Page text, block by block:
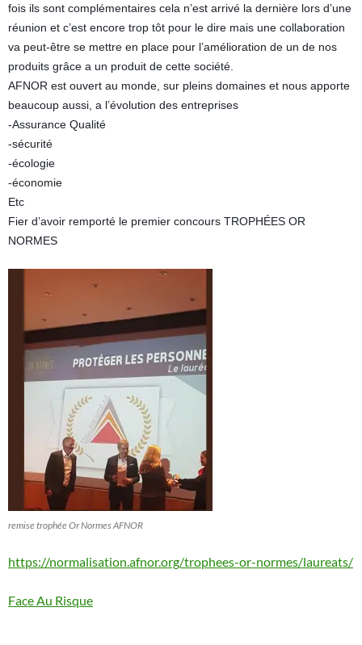
fois ils sont complémentaires cela n’est arrivé la dernière lors d’une
réunion et c’est encore trop tôt pour le dire mais une collaboration
va peut-être se mettre en place pour l’amélioration de un de nos
produits grâce a un produit de cette société.
AFNOR est ouvert au monde, sur pleins domaines et nous apporte
beaucoup aussi, a l’évolution des entreprises
-Assurance Qualité
-sécurité
-écologie
-économie
Etc
Fier d’avoir remporté le premier concours TROPHÉES OR
NORMES
remise trophée Or Normes AFNOR
https://normalisation.afnor.org/trophees-or-normes/laureats/
Face Au Risque